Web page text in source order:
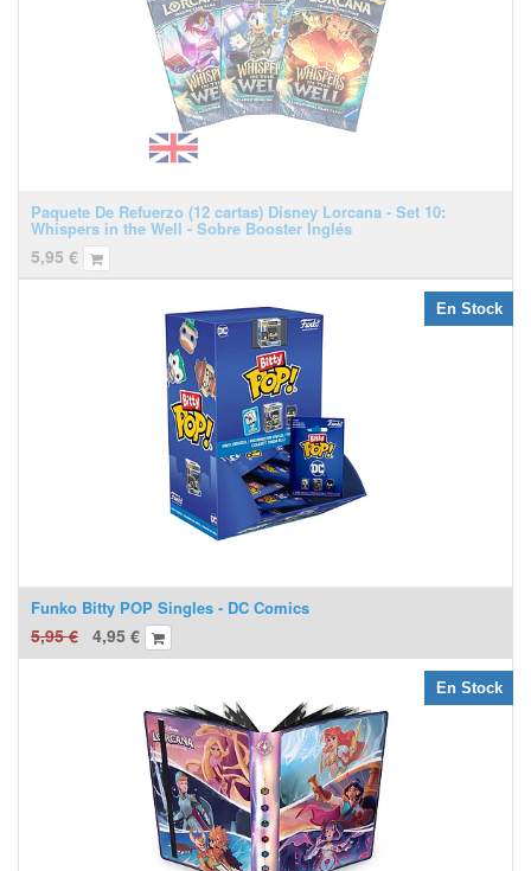
Paquete De Refuerzo (12 cartas) Disney Lorcana - Set 10:
Whispers in the Well - Sobre Booster Inglés
5,95 €
Funko Bitty POP Singles - DC Comics
5,95€ 4,95 €
En Stock
En Stock